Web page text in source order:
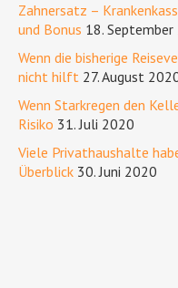
Zahnersatz –
und Bonus 18.
Wenn die bisherige
nicht hilft 27. August
Wenn Starkregen den
Risiko 31. Juli 2020
Viele Privathaushalte
Überblick 30. Juni 2020